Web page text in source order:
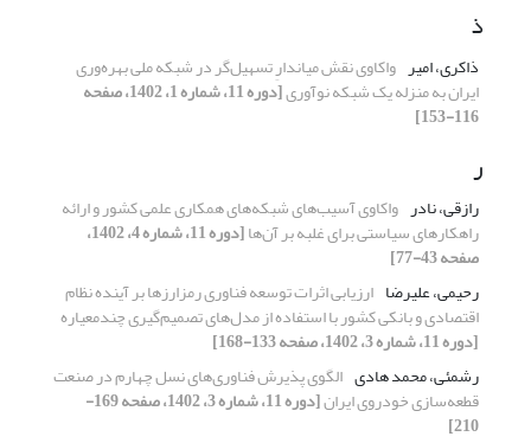
ذ
ذاکری، امیر واکاوی نقش میاندارِ تسهیل‌گر در شبکه ملی بهره‌وری
ایران به منزله یک شبکه نوآوری [دوره 11، شماره 1، 1402، صفحه
116-153]
ر
رازقی، نادر واکاوی آسیب‌های شبکه‌های همکاری علمی کشور و ارائه
راهکارهای سیاستی برای غلبه بر آن‌‌ها [دوره 11، شماره 4، 1402،
صفحه 43-77]
رحیمی، علیرضا ارزیابی اثرات توسعه فناوری رمزارزها بر آینده نظام
اقتصادی و بانکی کشور با استفاده از مدل‌های تصمیم‌گیری چندمعیاره
[دوره 11، شماره 3، 1402، صفحه 133-168]
رشمئی، محمد هادی الگوی پذیرش فناوری‌های نسل چهارم در صنعت
قطعه‌‌سازی خودروی ایران [دوره 11، شماره 3، 1402، صفحه 169-
210]